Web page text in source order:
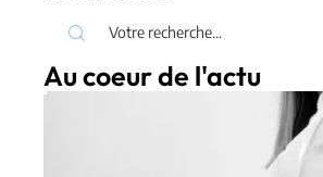
Au coeur de l'actu